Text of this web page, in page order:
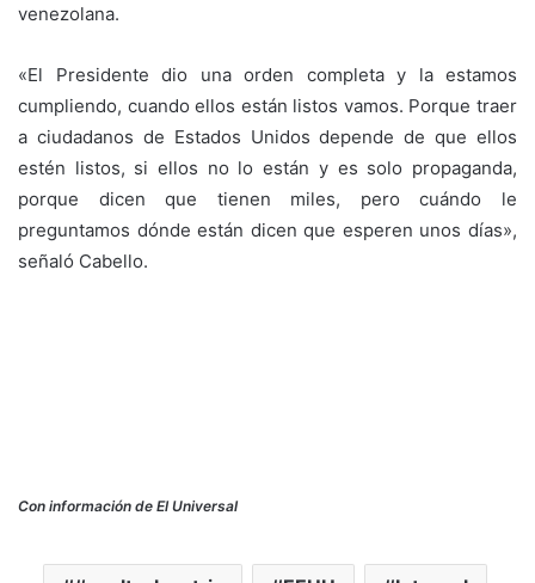
venezolana.
«El Presidente dio una orden completa y la estamos
cumpliendo, cuando ellos están listos vamos. Porque traer
a ciudadanos de Estados Unidos depende de que ellos
estén listos, si ellos no lo están y es solo propaganda,
porque dicen que tienen miles, pero cuándo le
preguntamos dónde están dicen que esperen unos días»,
señaló Cabello.
Con información de El Universal